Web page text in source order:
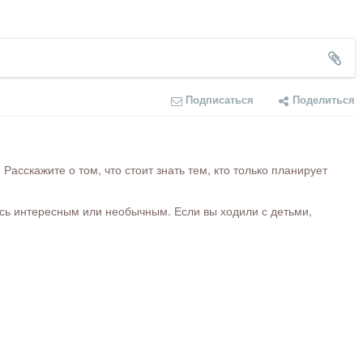
Подписаться Поделиться
о том, что стоит знать тем, кто только планирует
интересным или необычным. Если вы ходили с детьми,